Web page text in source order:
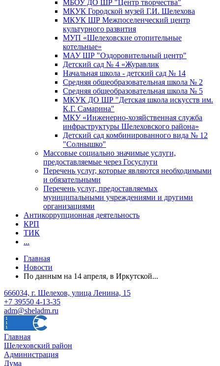
МБОУ ДО ШР "Центр творчества"
МКУК Городской музей Г.И. Шелехова
МКУК ШР Межпоселенческий центр
культурного развития
МУП «Шелеховские отопительные
котельные»
МАУ ШР "Оздоровительный центр"
Детский сад № 4 «Журавлик
Начальная школа - детский сад № 14
Средняя общеобразовательная школа № 2
Средняя общеобразовательная школа № 5
МКУК ДО ШР "Детская школа искусств им.
К.Г. Самарина"
МКУ «Инженерно-хозяйственная служба
инфраструктуры Шелеховского района»
Детский сад комбинированного вида № 12
"Солнышко"
Массовые социально значимые услуги,
предоставляемые через Госуслуги
Перечень услуг, которые являются необходимыми
и обязательными
Перечень услуг, предоставляемых
муниципальными учреждениями и другими
организациями
Антикоррупционная деятельность
КРП
ТИК
...
Главная
Новости
По данным на 14 апреля, в Иркутской...
666034, г. Шелехов, улица Ленина, 15
+7 39550 4-13-35
adm@sheladm.ru
Главная
Шелеховский район
Администрация
Дума